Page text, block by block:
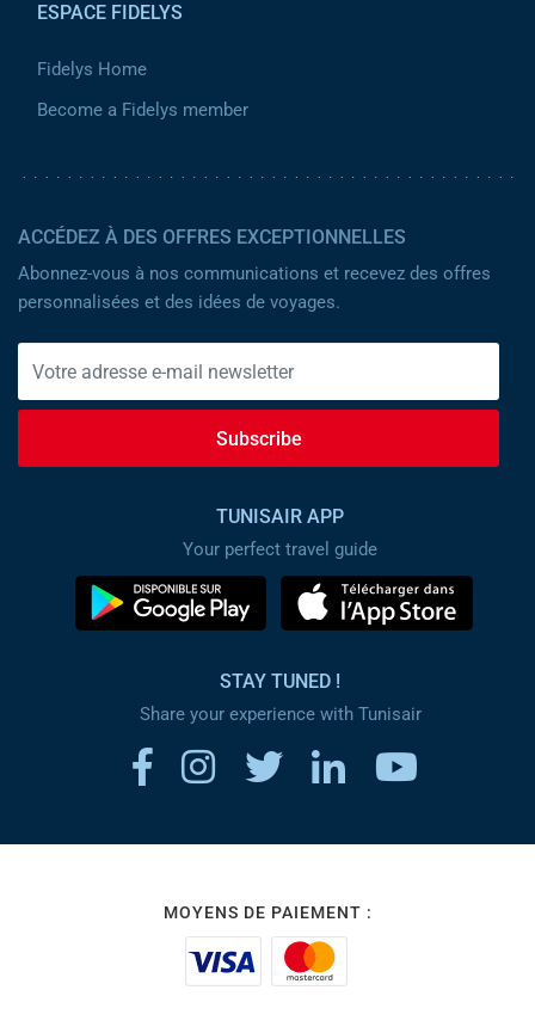
ESPACE FIDELYS
Fidelys Home
Become a Fidelys member
ACCÉDEZ À DES OFFRES EXCEPTIONNELLES
Abonnez-vous à nos communications et recevez des offres
personnalisées et des idées de voyages.
Subscribe
TUNISAIR APP
Your perfect travel guide
STAY TUNED !
Share your experience with Tunisair
MOYENS DE PAIEMENT :